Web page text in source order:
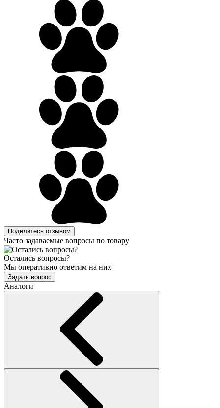
Поделитесь отзывом
Часто задаваемые вопросы по товару
Остались вопросы?
Мы оперативно ответим на них
Задать вопрос
Аналоги